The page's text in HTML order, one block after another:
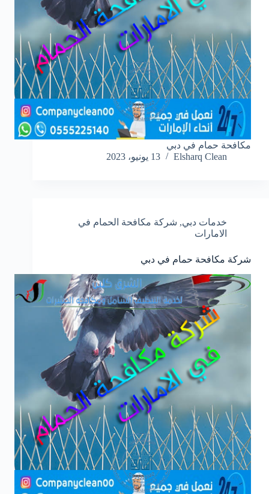
مكافحة حمام في دبي
Elsharq Clean
13 يونيو، 2023
خدمات دبي, شركة مكافحة الحمام في
الامارات
شركة مكافحة حمام في دبي